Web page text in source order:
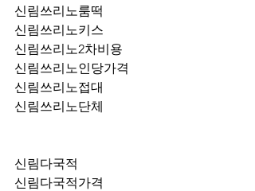
신림쓰리노룸떡
신림쓰리노키스
신림쓰리노2차비용
신림쓰리노인당가격
신림쓰리노접대
신림쓰리노단체
신림다국적
신림다국적가격